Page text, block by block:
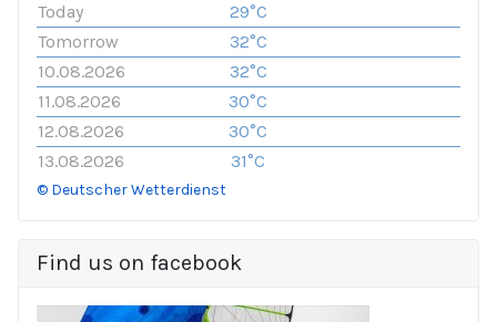
Today
29°C
Tomorrow
32°C
10.08.2026
32°C
11.08.2026
30°C
12.08.2026
30°C
13.08.2026
31°C
© Deutscher Wetterdienst
Find us on facebook